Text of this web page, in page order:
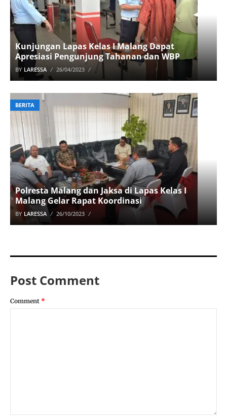
Kunjungan Lapas Kelas I Malang Dapat
Apresiasi Pengunjung Tahanan dan WBP
BY LARESSA 26/04/2023
BERITA
Polresta Malang dan Jaksa di Lapas Kelas I
Malang Gelar Rapat Koordinasi
BY LARESSA 26/10/2023
Post Comment
Comment *